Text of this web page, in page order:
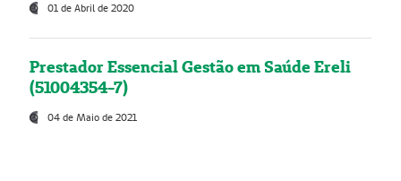
01 de Abril de 2020
Prestador Essencial Gestão em Saúde Ereli
(51004354-7)
04 de Maio de 2021